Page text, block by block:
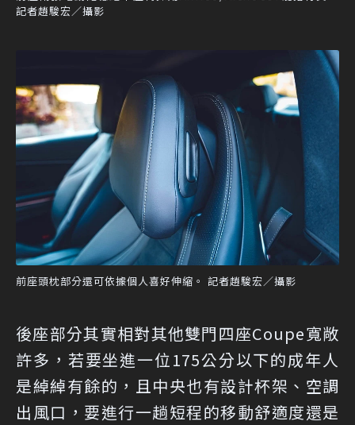
記者趙駿宏／攝影
前座頭枕部分還可依據個人喜好伸縮。 記者趙駿宏／攝影
後座部分其實相對其他雙門四座Coupe寬敞
許多，若要坐進一位175公分以下的成年人
是綽綽有餘的，且中央也有設計杯架、空調
出風口，要進行一趟短程的移動舒適度還是